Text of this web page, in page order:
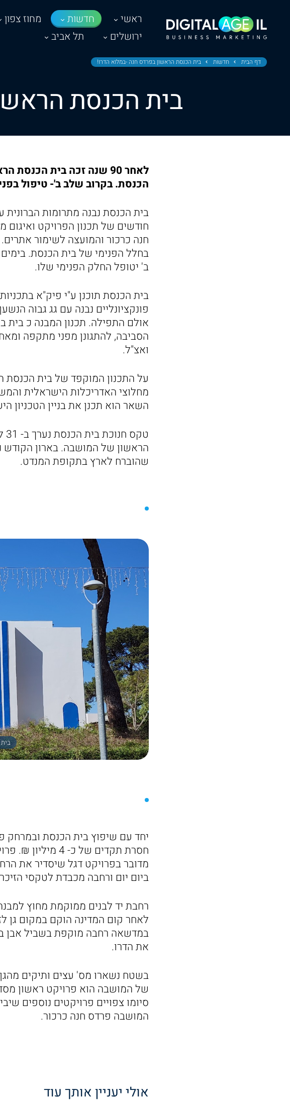
ראשי חדשות מחוז צפון
ירושלים
תל אביב
דף הבית חדשות בית הכנסת הראשון בפרדס חנה -במלוא הדרו!
בית הכנסת
לאחר 90 שנה זכה בית
הכנסת. בקרוב שלב ב'- טיפול
חודשים של תכנון הפרויקט
חנה כרכור והמועצה לשימור
בחלל הפנימי של בית הכנסת.
ב' יטופל החלק הפנימי שלו.
בית הכנסת תוכנן ע"י פיק"א
אולם התפילה. תכנון המבנה כ בית
הסביבה, להתגונן מפני מתקפה
ואצ"ל.
מחלוצי האדריכלות הישראלית
השאר הוא תכנן את בניין הטכניון
הראשון של המושבה. בארון הקודש
שהוברח לארץ בתקופת המנדט.
יחד עם שיפוץ בית הכנסת ובמרחק
חסרת תקדים של
מדובר בפרויקט דגל שיסדיר את
ביום יום ורחבה מכבדת לטקסי
רחבת יד לבנים ממוקמת מחוץ
לאחר קום המדינה הוקם במקום גן
במדשאה רחבה מוקפת בשביל אבן
את הדרו.
בשטח נשארו מס' עצים ותיקים
של המושבה הוא פרויקט ראשון
סיומו צפויים פרויקטים נוספים
המושבה פרדס חנה כרכור.
אולי יעניין אותך עוד